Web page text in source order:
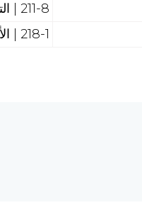
211-8 | التجويد والقراءات
218-1 | الأخلاق والآداب الإسلامية